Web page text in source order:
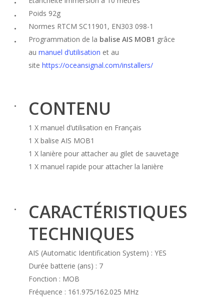
Poids 92g
Normes RTCM SC11901, EN303 098-1
Programmation de la balise AIS MOB1 grâce
au manuel d’utilisation et au
site https://oceansignal.com/installers/
CONTENU
1 X manuel d’utilisation en Français
1 X balise AIS MOB1
1 X lanière pour attacher au gilet de sauvetage
1 X manuel rapide pour attacher la lanière
CARACTÉRISTIQUES
TECHNIQUES
AIS (Automatic Identification System) : YES
Durée batterie (ans) : 7
Fonction : MOB
Fréquence : 161.975/162.025 MHz